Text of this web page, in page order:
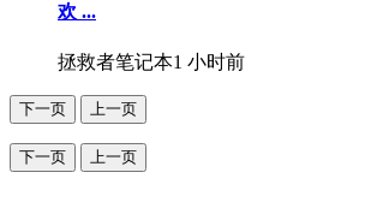
欢 ...
拯救者笔记本1 小时前
下一页 上一页
下一页 上一页